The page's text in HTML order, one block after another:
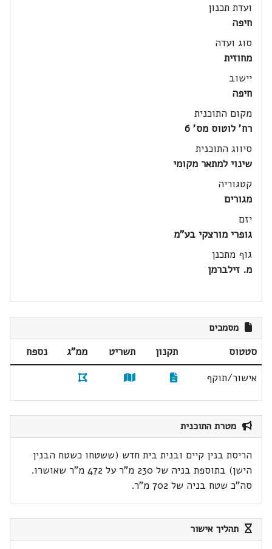
ועדת תכנון
חיפה
סוג ועדה
מחוזית
יישוב
חיפה
מקום התוכנית
רח' לוטוס מס' 6
סיווג התוכנית
שינוי למתאר מקומי
קטגוריה
מגורים
יזם
גופרי מורצקי בע"מ
גוף מתכנן
מ. זילברמן
מסמכים
סטטוס תקנון תשריט ממ"ג
נספח
אישור/תוקף
מטרת התוכנית
הריסת בנין קיים ובנית בית חדש (ששטחו כשטח הבנין
הישן) בתוספת בניה של 230 מ"ר על 472 מ"ר שאושרו.
סה"כ שטח בניה של 702 מ"ר.
תהליך אישור